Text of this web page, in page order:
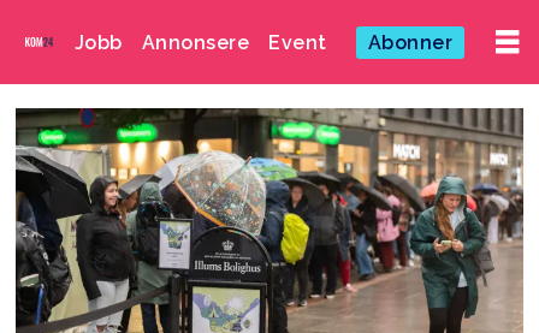
Jobb Annonsere Event Abonner